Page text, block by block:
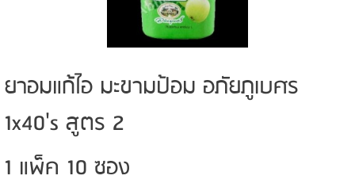
ยาอมแก้ไอ มะขามป้อม อภัยภูเบศร
1x40's สูตร 2
1 แพ็ค 10 ซอง